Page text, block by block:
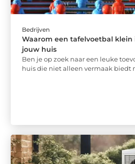
Bedrijven
Waarom een tafelvoetbal klein
jouw huis
Ben je op zoek naar een leuke
huis die niet alleen vermaak biedt